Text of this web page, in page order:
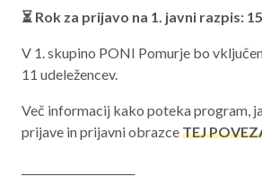
⏳ Rok za prijavo na 1. javni razpis:
V 1. skupino PONI Pomurje bo
11 udeležencev.
Več informacij kako poteka program,
prijave in prijavni obrazceTEJ